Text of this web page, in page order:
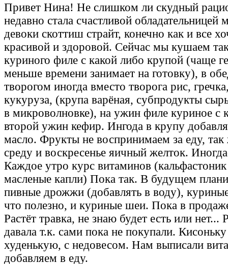
Привет Нина! Не слишком ли скудный
недавно стала счастливой
девоки скоттиш страйт, конечно как и все
красивой и здоровой. Сейчас мы кушаем
куриного филе с какой либо крупой (чаще
меньше времени занимает на готовку), в
творогом иногда вместо творога рис,
кукуруза, (крупа варёная, субпродукты
в микроволновке), на ужин филе куриное с
второй ужин кефир. Ингода в крупу
масло. Фрукты не воспринимаем за еду,
среду и воскресенье яичный желток.
Каждое утро курс витаминов
масленые капли) Пока так. В будущем
пивные дрожжи (добавлять в воду),
что полезно, и куриные шеи. Пока в
Растёт травка, не знаю будет есть или нет...
давала т.к. сами пока не покупали.
худенькую, с недовесом. Нам выписали
добавляем в еду.